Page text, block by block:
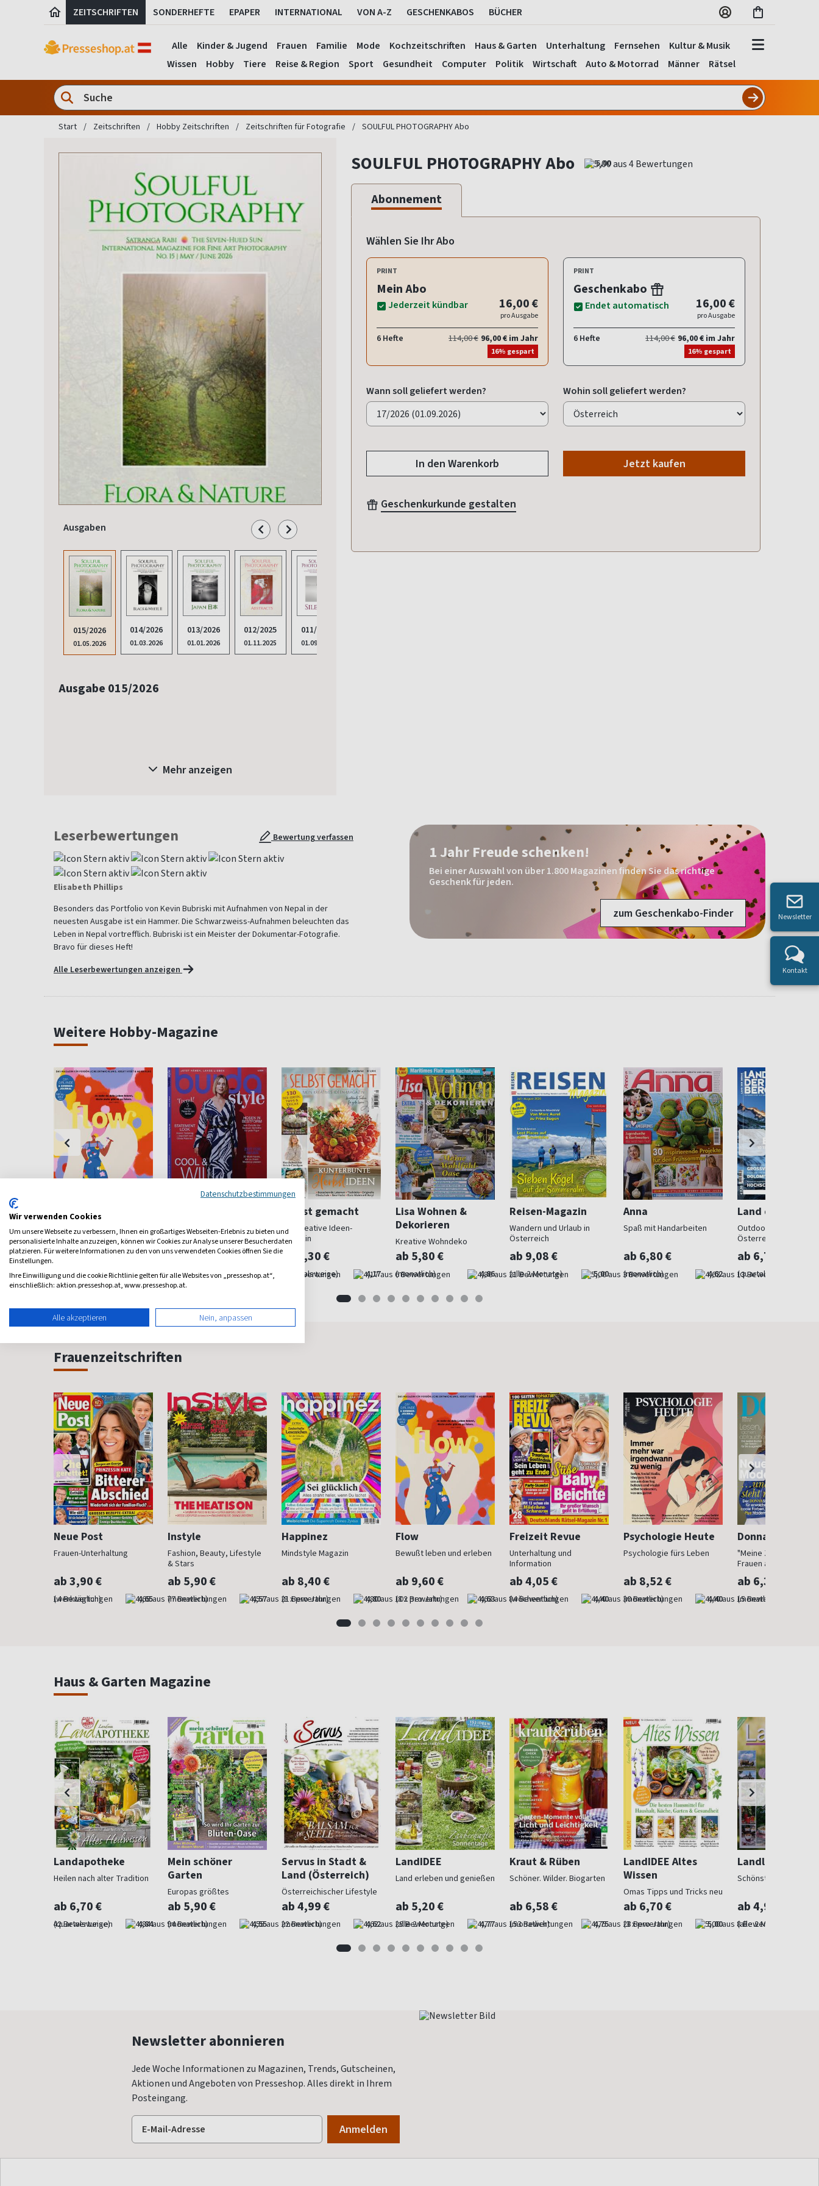
ZEITSCHRIFTEN SONDERHEFTE EPAPER INTERNATIONAL VON A-Z GESCHENKABOS BÜCHER
Alle Kinder & Jugend Frauen Familie Mode Kochzeitschriften Haus & Garten Unterhaltung Fernsehen
Kultur & Musik
Wissen
Hobby Tiere Reise & Region Sport Gesundheit Computer Politik Wirtschaft Auto & Motorrad Männer Rätsel
Start Zeitschriften Hobby Zeitschriften Zeitschriften für Fotografie SOULFUL PHOTOGRAPHY Abo
Ausgaben
015/2026
01.05.2026
014/2026
01.03.2026
013/2026
01.01.2026
012/2025
01.11.2025
011/2025
01.09.2025
Ausgabe 015/2026
Mehr anzeigen
SOULFUL PHOTOGRAPHY Abo 5,00
Abonnement
Wählen Sie Ihr Abo
PRINT
Mein Abo
Jederzeit kündbar 16,00 €
pro Ausgabe
6 Hefte 114,00 € 96,00 € im Jahr
16% gespart
PRINT
Geschenkabo
Endet automatisch 16,00 €
pro Ausgabe
6 Hefte 114,00 € 96,00 € im Jahr
16% gespart
Wann soll geliefert werden? Wohin soll geliefert werden?
In den Warenkorb Jetzt kaufen
Geschenkurkunde gestalten
Leserbewertungen Bewertung verfassen
Elisabeth Phillips
Besonders das Portfolio von Kevin Bubriski mit Aufnahmen von Nepal in der
neuesten Ausgabe ist ein Hammer. Die Schwarzweiss-Aufnahmen beleuchten das
Leben in Nepal vortrefflich. Bubriski ist ein Meister der Dokumentar-Fotografie.
Bravo für dieses Heft!
Alle Leserbewertungen anzeigen
1 Jahr Freude schenken!
Bei einer Auswahl von über 1.800 Magazinen finden Sie das richtige
Geschenk für jeden.
zum Geschenkabo-Finder
Weitere Hobby-Magazine
4,67
Flow
Bewußt leben und erleben
ab 9,60 €
(8 x pro Jahr) 4,63
Die ganze Welt der Mode
ab 10,50 €
(monatlich) 4,76
Selbst gemacht
Das kreative Ideen-
Magazin
ab 6,30 €
(quartalsweise) 4,17
Lisa Wohnen &
Dekorieren
Kreative Wohndeko
ab 5,80 €
(monatlich) 4,86
Reisen-Magazin
Wandern und Urlaub in
Österreich
ab 9,08 €
(alle 2 Monate) 5,00
Anna
Spaß mit Handarbeiten
ab 6,80 €
(monatlich) 4,62
Land der Berge
Outdoorsport in
Österreich
ab 6,73 €
(quartalsweise)
Frauenzeitschriften
Neue Post
Frauen-Unterhaltung
ab 3,90 €
(werktäglich) 4,65
Instyle
Fashion, Beauty, Lifestyle
& Stars
ab 5,90 €
(monatlich) 4,57
Happinez
Mindstyle Magazin
ab 8,40 €
(8 x pro Jahr) 4,80
Flow
Bewußt leben und erleben
ab 9,60 €
(8 x pro Jahr) 4,63
Freizeit Revue
Unterhaltung und
Information
ab 4,05 €
(wöchentlich) 4,40
Psychologie Heute
Psychologie fürs Leben
ab 8,52 €
(monatlich) 4,40
Donna
"Meine Zeit ist jetzt":
Frauen ab 40
ab 6,30 €
(monatlich)
Haus & Garten Magazine
Landapotheke
Heilen nach alter Tradition
ab 6,70 €
(quartalsweise) 4,84
Mein schöner
Garten
Europas größtes
Gartenmagazin
ab 5,90 €
(monatlich) 4,55
Servus in Stadt &
Land (Österreich)
Österreichischer Lifestyle
ab 4,99 €
(monatlich) 4,62
LandIDEE
Land erleben und genießen
ab 5,20 €
(alle 2 Monate) 4,77
Kraut & Rüben
Schöner. Wilder. Biogarten
ab 6,58 €
(monatlich) 4,75
LandIDEE Altes
Wissen
Omas Tipps und Tricks neu
entdeckt
ab 6,70 €
(3 x pro Jahr) 5,00
Landlust
Schönstes Landleben
ab 4,97 €
(alle 2 Monate)
Newsletter abonnieren
Jede Woche Informationen zu Magazinen, Trends, Gutscheinen,
Aktionen und Angeboten von Presseshop. Alles direkt in Ihrem
Posteingang.
Newsletter
Kontakt
Datenschutzbestimmungen
Wir verwenden Cookies
Um unsere Webseite zu verbessern, Ihnen ein großartiges Webseiten-Erlebnis zu bieten und
personalisierte Inhalte anzuzeigen, können wir Cookies zur Analyse unserer Besucherdaten
platzieren. Für weitere Informationen zu den von uns verwendeten Cookies öffnen Sie die
Einstellungen.
Ihre Einwilligung und die cookie Richtlinie gelten für alle Websites von „presseshop.at“,
einschließlich: aktion.presseshop.at, www.presseshop.at.
Alle akzeptieren Nein, anpassen